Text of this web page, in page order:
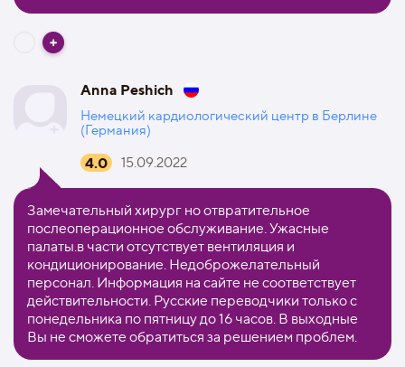
Anna Peshich
Немецкий кардиологический центр в Берлине
(Германия)
4.0 15.09.2022
Замечательный хирург но отвратительное
послеоперационное обслуживание. Ужасные
палаты.в части отсутствует вентиляция и
кондиционирование. Недоброжелательный
персонал. Информация на сайте не соответствует
действительности. Русские переводчики только с
понедельника по пятницу до 16 часов. В выходные
Вы не сможете обратиться за решением проблем.